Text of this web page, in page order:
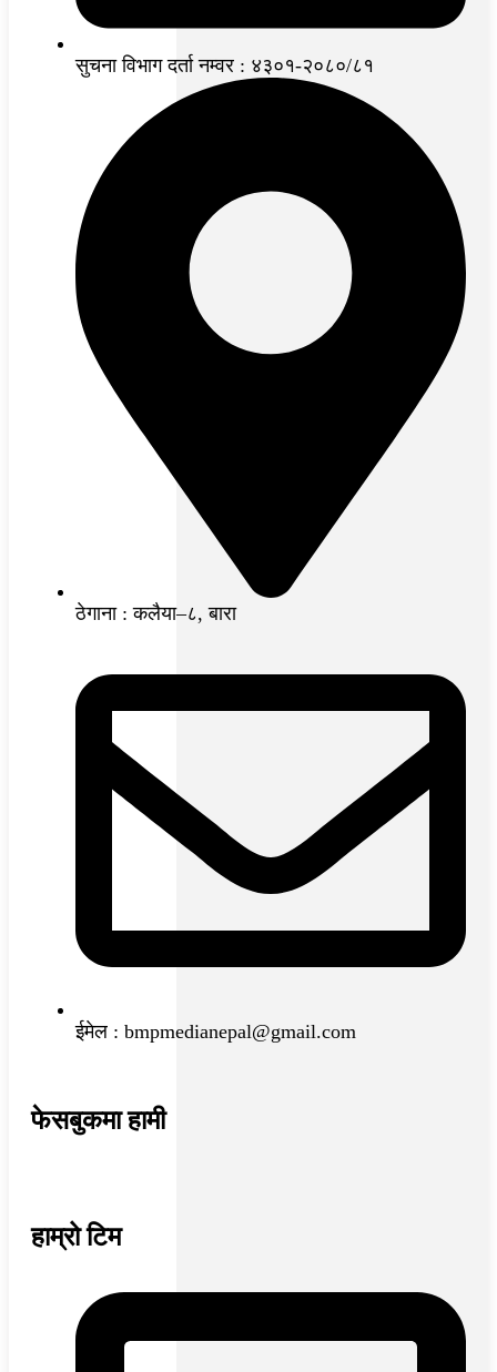
सुचना विभाग दर्ता नम्वर : ४३०१-२०८०/८१
ठेगाना : कलैया–८, बारा
ईमेल : bmpmedianepal@gmail.com
फेसबुकमा हामी
हाम्रो टिम